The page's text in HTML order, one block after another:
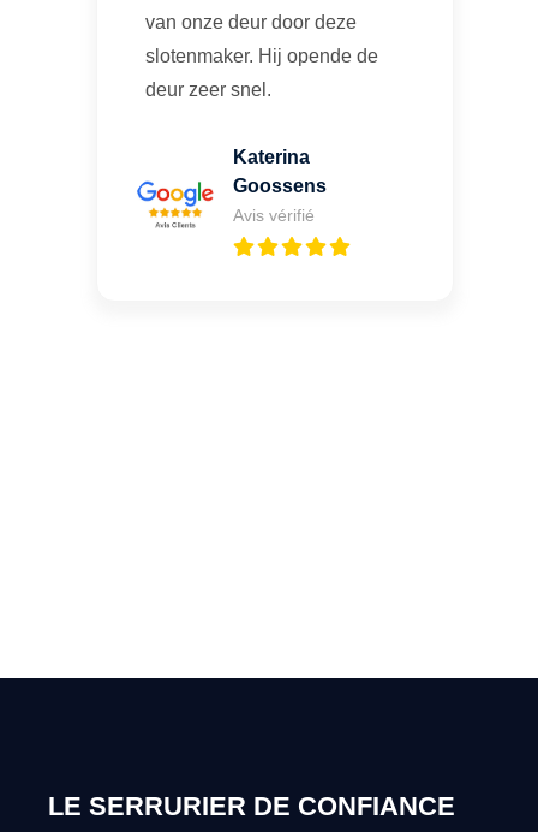
van onze deur door deze
slotenmaker. Hij opende de
deur zeer snel.
Katerina
Goossens
Avis vérifié
LE SERRURIER DE CONFIANCE